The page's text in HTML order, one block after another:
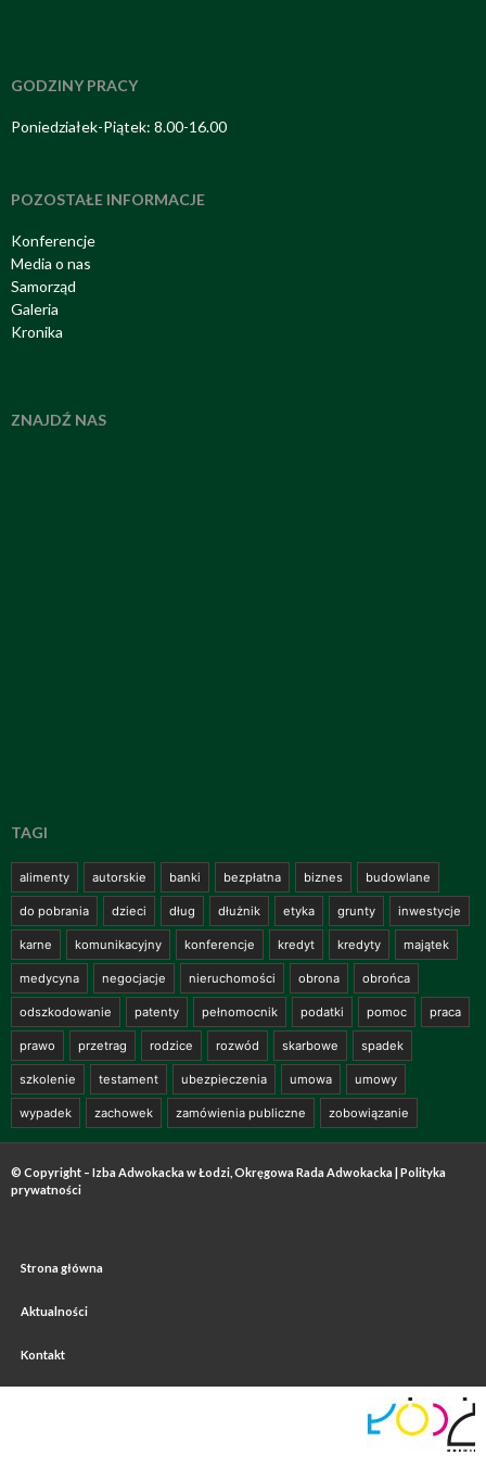
GODZINY PRACY
Poniedziałek-Piątek: 8.00-16.00
POZOSTAŁE INFORMACJE
Konferencje
Media o nas
Samorząd
Galeria
Kronika
ZNAJDŹ NAS
TAGI
alimenty autorskie banki bezpłatna biznes budowlane
do pobrania dzieci dług dłużnik etyka grunty inwestycje
karne komunikacyjny konferencje kredyt kredyty majątek
medycyna negocjacje nieruchomości obrona obrońca
odszkodowanie patenty pełnomocnik podatki pomoc praca
prawo przetrag rodzice rozwód skarbowe spadek
szkolenie testament ubezpieczenia umowa umowy
wypadek zachowek zamówienia publiczne zobowiązanie
© Copyright – Izba Adwokacka w Łodzi, Okręgowa Rada Adwokacka | Polityka
prywatności
Strona główna
Aktualności
Kontakt